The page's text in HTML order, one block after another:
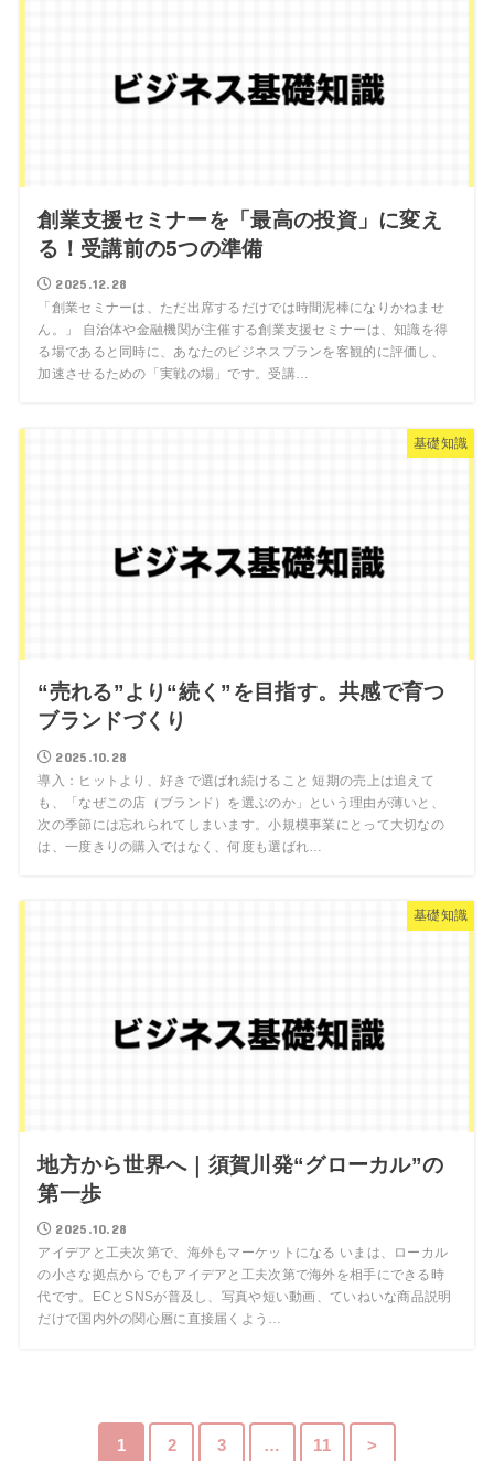
創業支援セミナーを「最高の投資」に変え
る！受講前の5つの準備
2025.12.28
「創業セミナーは、ただ出席するだけでは時間泥棒になりかねませ
ん。」 自治体や金融機関が主催する創業支援セミナーは、知識を得
る場であると同時に、あなたのビジネスプランを客観的に評価し、
加速させるための「実戦の場」です。受講…
基礎知識
“売れる”より“続く”を目指す。共感で育つ
ブランドづくり
2025.10.28
導入：ヒットより、好きで選ばれ続けること 短期の売上は追えて
も、「なぜこの店（ブランド）を選ぶのか」という理由が薄いと、
次の季節には忘れられてしまいます。小規模事業にとって大切なの
は、一度きりの購入ではなく、何度も選ばれ…
基礎知識
地方から世界へ｜須賀川発“グローカル”の
第一歩
2025.10.28
アイデアと工夫次第で、海外もマーケットになる いまは、ローカル
の小さな拠点からでもアイデアと工夫次第で海外を相手にできる時
代です。ECとSNSが普及し、写真や短い動画、ていねいな商品説明
だけで国内外の関心層に直接届くよう…
1 2 3 … 11 >